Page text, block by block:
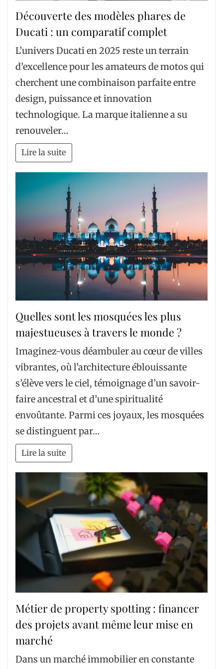
Découverte des modèles phares de
Ducati : un comparatif complet
L’univers Ducati en 2025 reste un terrain
d’excellence pour les amateurs de motos qui
cherchent une combinaison parfaite entre
design, puissance et innovation
technologique. La marque italienne a su
renouveler…
Lire la suite
Quelles sont les mosquées les plus
majestueuses à travers le monde ?
Imaginez-vous déambuler au cœur de villes
vibrantes, où l’architecture éblouissante
s’élève vers le ciel, témoignage d’un savoir-
faire ancestral et d’une spiritualité
envoûtante. Parmi ces joyaux, les mosquées
se distinguent par…
Lire la suite
Métier de property spotting : financer
des projets avant même leur mise en
marché
Dans un marché immobilier en constante